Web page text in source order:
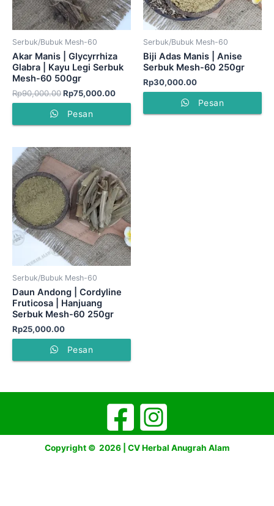
Serbuk/Bubuk Mesh-60
Akar Manis | Glycyrrhiza
Glabra | Kayu Legi Serbuk
Mesh-60 500gr
Rp90,000.00Rp75,000.00
Pesan
Serbuk/Bubuk Mesh-60
Biji Adas Manis | Anise
Serbuk Mesh-60 250gr
Rp30,000.00
Pesan
Serbuk/Bubuk Mesh-60
Daun Andong | Cordyline
Fruticosa | Hanjuang
Serbuk Mesh-60 250gr
Rp25,000.00
Pesan
Copyright © 2026 | CV Herbal Anugrah Alam